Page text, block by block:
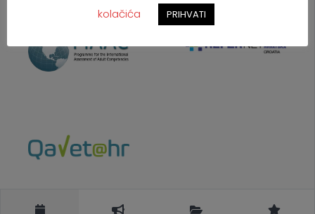
kolačića
PRIHVATI